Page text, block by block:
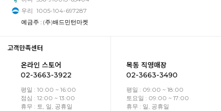
우리 1005-104-697287
예금주 : (주)배드민턴마켓
고객만족센터
온라인 스토어
02-3663-3922
평일 : 10:00 ~ 16:00
점심 : 12:00 ~ 13:00
휴무 : 토, 일, 공휴일
목동 직영매장
02-3663-3490
평일 : 09:00 ~ 18:00
토요일 : 09:00 ~ 17:00
휴무 : 일, 공휴일